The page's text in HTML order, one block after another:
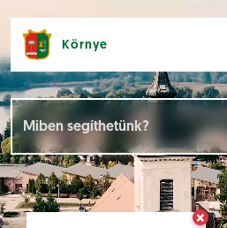
×
Környe
Hírek [
Események []